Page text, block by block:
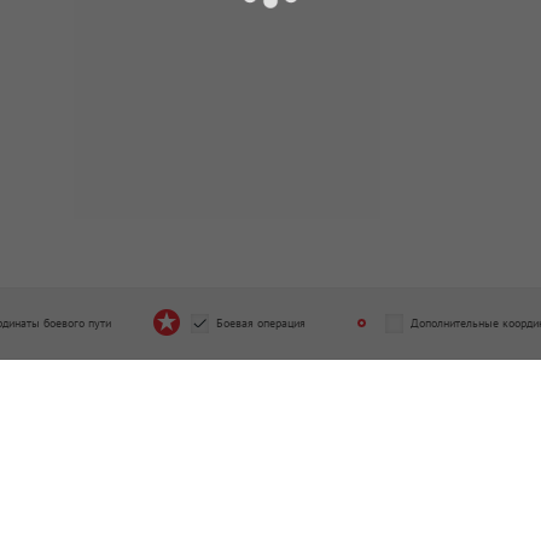
боевого пути Боевая операция Дополнительные